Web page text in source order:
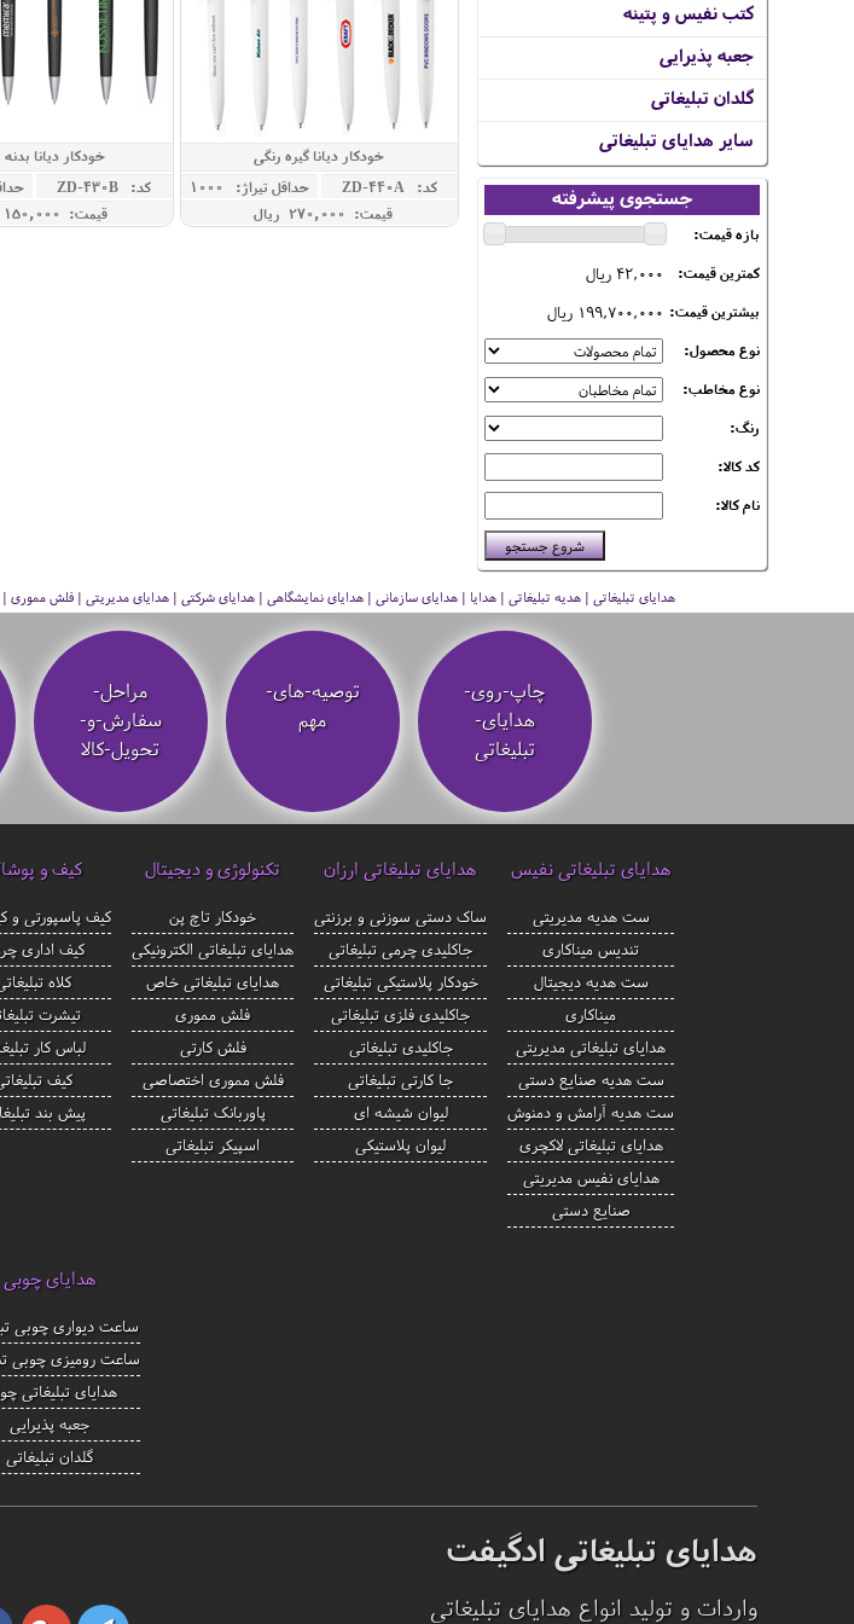
کتب نفیس و پتینه
جعبه پذیرایی
گلدان تبلیغاتی
سایر هدایای تبلیغاتی
جستجوی پیشرفته
بازه قیمت:
کمترین قیمت:
42,000 ریال
بیشترین قیمت: 199,700,000 ریال
نوع محصول:
نوع مخاطب:
رنگ:
کد کالا:
نام کالا:
خودکار دیانا گیره رنگی
کد: ZD-440A
حداقل تيراژ: 1000
قیمت: 270,000 ريال
خودکار دیانا
کد: ZD-430B
قیمت: 150,000 ريال
هدایای تبلیغاتی | هدیه تبلیغاتی | هدایا | هدایای سازمانی | هدایای نمایشگاهی | هدایای شرکتی | هدایای مدیریتی | فلش
چاپ-روی-
هدایای-
تبلیغاتی
توصیه‌-های-
مهم
مراحل-
سفارش-و-
تحویل-کالا
هدایای تبلیغاتی نفیس
ست هدیه مدیریتی
تندیس میناکاری
ست هدیه دیجیتال
میناکاری
هدایای تبلیغاتی مدیریتی
ست هدیه صنایع دستی
ست هدیه آرامش و دمنوش
هدایای تبلیغاتی لاکچری
هدایای نفیس مدیریتی
صنایع دستی
هدایای تبلیغاتی ارزان
ساک دستی سوزنی و برزنتی
جاکلیدی چرمی تبلیغاتی
خودکار پلاستیکی تبلیغاتی
جاکلیدی فلزی تبلیغاتی
جاکلیدی تبلیغاتی
جا کارتی تبلیغاتی
لیوان شیشه ای
لیوان پلاستیکی
تکنولوژی و دیجیتال
خودکار تاچ پن
هدایای تبلیغاتی الکترونیکی
هدایای تبلیغاتی خاص
فلش مموری
فلش کارتی
فلش مموری اختصاصی
پاوربانک تبلیغاتی
اسپیکر تبلیغاتی
کیف و
کیف پاسپورتی و
کیف اداری
کلاه
تیشرت
لباس کار
کیف
پیش بند
هدایای چوبی
ساعت دیواری چوبی
ساعت رومیزی چوبی
هدایای تبلیغاتی
جعبه پذیرایی
گلدان تبلیغاتی
هدایای تبلیغاتی ادگیفت
واردات و تولید انواع هدایای تبلیغاتی